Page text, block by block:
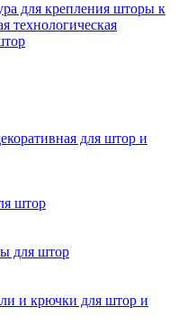
для крепления шторы к
технологическая
для штор и
штор
для штор
и крючки для штор и